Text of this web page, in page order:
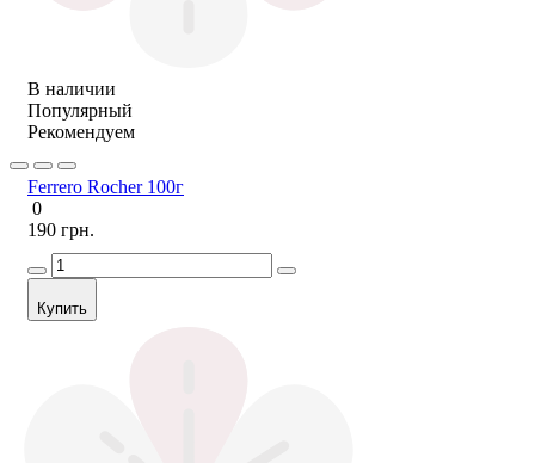
В наличии
Популярный
Рекомендуем
Ferrero Rocher 100г
0
190 грн.
Купить